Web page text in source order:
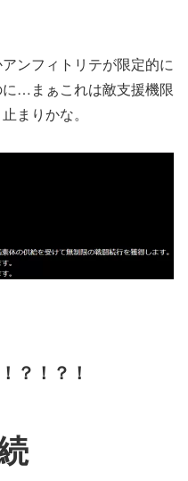
ンフィトリテが限定的に
…まぁこれは敵支援機限
止まりかな。
？！？！